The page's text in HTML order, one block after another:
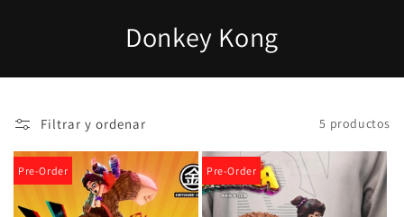
C
o
e
c
Donkey Kong
Filtrar y ordenar 5 productos
Pre-Order Pre-Order